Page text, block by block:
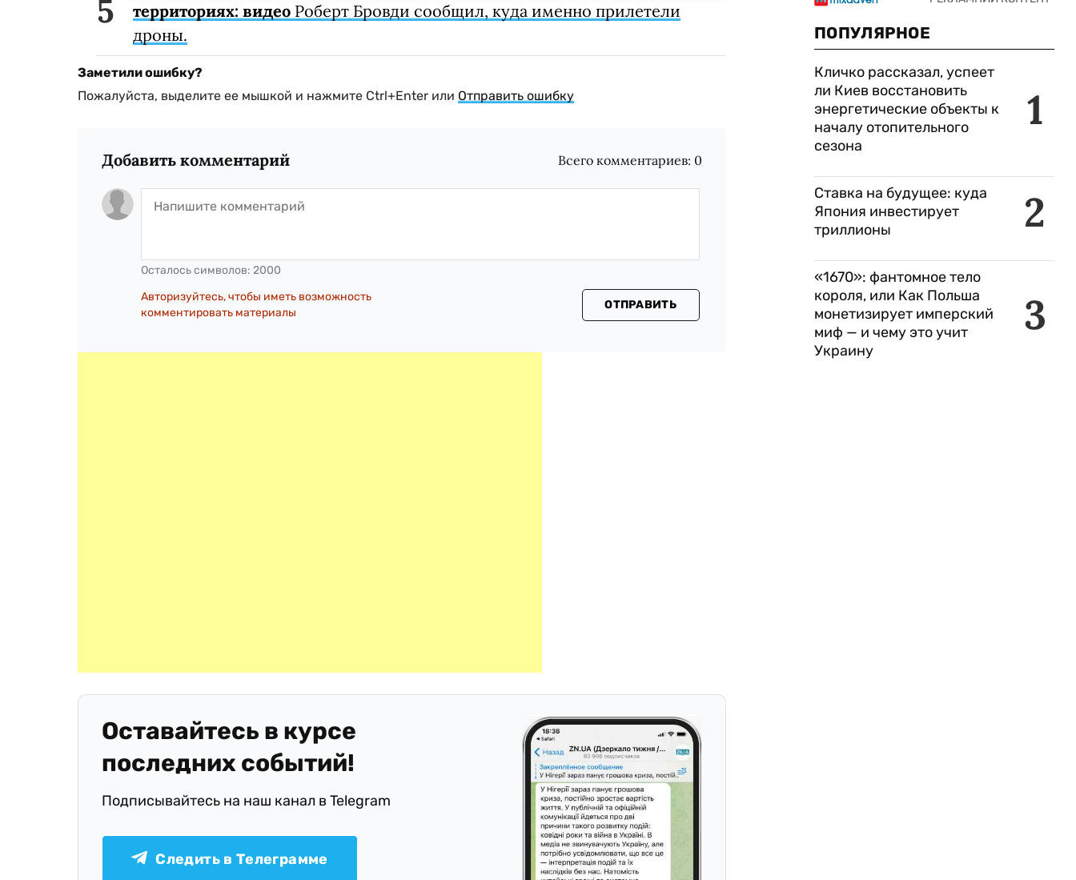
территориях: видео Роберт Бровди сообщил, куда именно прилетели
дроны.
Заметили ошибку?
Пожалуйста, выделите ее мышкой и нажмите Ctrl+Enter или Отправить ошибку
Добавить комментарий Всего комментариев: 0
Осталось символов: 2000
Авторизуйтесь, чтобы иметь возможность
комментировать материалы
ОТПРАВИТЬ
Оставайтесь в курсе
последних событий!
Подписывайтесь на наш канал в Telegram
Следить в Телеграмме
ПОПУЛЯРНОЕ
1
Кличко рассказал, успеет
ли Киев восстановить
энергетические объекты к
началу отопительного
сезона
2
Ставка на будущее: куда
Япония инвестирует
триллионы
3
«1670»: фантомное тело
короля, или Как Польша
монетизирует имперский
миф — и чему это учит
Украину